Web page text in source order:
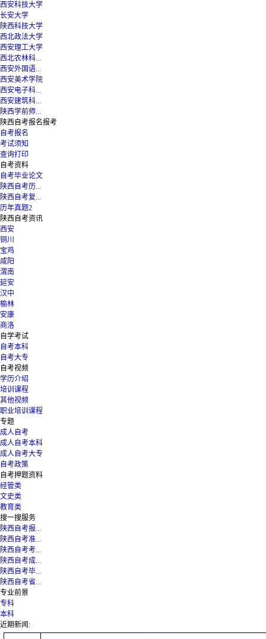
西安科技大学
长安大学
陕西科技大学
西北政法大学
西安理工大学
西北农林科...
西安外国语...
西安美术学院
西安电子科...
西安建筑科...
陕西学前师...
陕西自考报名报考
自考报名
考试须知
查询打印
自考资料
自考毕业论文
陕西自考历...
陕西自考复...
历年真题2
陕西自考资讯
西安
铜川
宝鸡
咸阳
渭南
延安
汉中
榆林
安康
商洛
自学考试
自考本科
自考大专
自考视频
学历介绍
培训课程
其他视频
职业培训课程
专题
成人自考
成人自考本科
成人自考大专
自考政策
自考押题资料
经管类
文史类
教育类
搜一搜服务
陕西自考报...
陕西自考准...
陕西自考考...
陕西自考成...
陕西自考毕...
陕西自考省...
专业前景
专科
本科
近期新闻: